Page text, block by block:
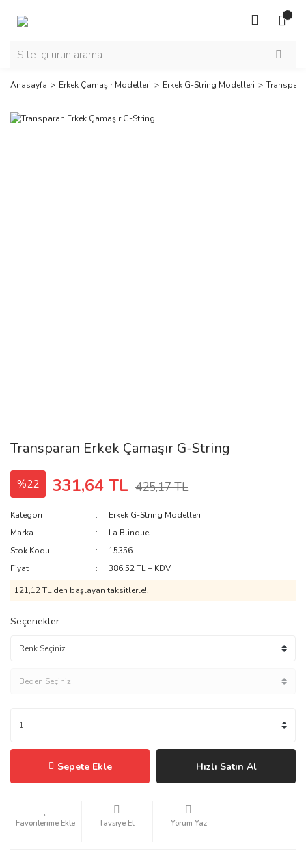
Anasayfa Erkek Çamaşır Modelleri Erkek G-String Modelleri
Transparan Erkek Çamaşır G-String
%22 331,64 TL 425,17 TL
Kategori
Erkek G-String Modelleri
Marka
La Blinque
Stok Kodu
15356
Fiyat
386,52 TL + KDV
121,12 TL den başlayan taksitlerle!!
Seçenekler
Sepete Ekle Hızlı Satın Al
Tavsiye Et Yorum Yaz